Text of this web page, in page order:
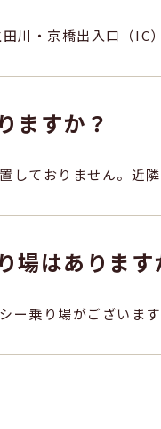
川・京橋出入口（IC
ますか？
しておりません。近
場はあります
ー乗り場がございま